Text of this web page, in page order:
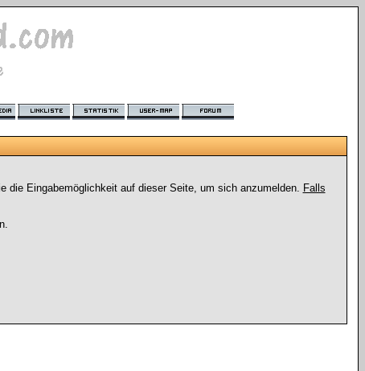
die Eingabemöglichkeit auf dieser Seite, um sich anzumelden. Falls